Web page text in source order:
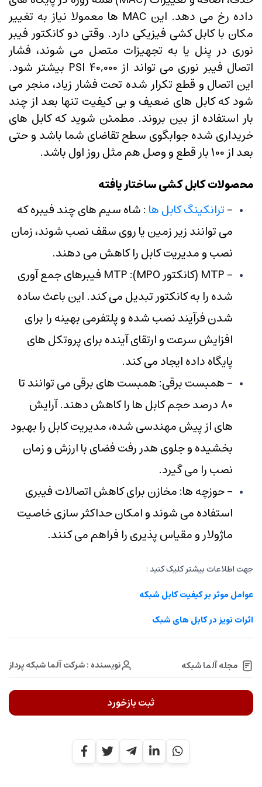
داده رخ می دهد. این MAC ها معمولا نیاز به تغییر
مکان با کابل کشی فیزیکی دارد. وقتی دو کانکتور فیبر
نوری در پنل یا به تجهیزات متصل می شوند، فشار
اتصال فیبر نوری می تواند از 40,000 PSI بیشتر شود.
این اتصال و قطع تکرار شده تحت فشار زیاد، منجر می
شود که کابل های ضعیف و بی کیفیت تنها بعد از چند
بار استفاده از بین بروند. مطمئن شوید که کابل های
خریداری شده جوابگوی سطح تقاضای شما باشد و حتی
بعد از 100 بار قطع و وصل هم مثل روز اول باشد.
محصولات کابل کشی ساختار یافته
-ترانکینگ کابل ها : شاه سیم های چند فیبره که
می توانند زیر زمین یا روی سقف نصب شوند، زمان
نصب و مدیریت کابل را کاهش می دهند.
- MTP (کانکتور MPO): MTP فیبرهای جمع آوری
شده را به کانکتور تبدیل می کند. این باعث ساده
شدن فرآیند نصب شده و پلتفرمی بهینه را برای
افزایش سرعت و ارتقای آینده برای پروتکل های
پایگاه داده ایجاد می کند.
- همبست برقی: همبست های برقی می توانند تا
80 درصد حجم کابل ها را کاهش دهند. آرایش
های از پیش مهندسی شده، مدیریت کابل را بهبود
بخشیده و جلوی هدر رفت فضای با ارزش و زمان
نصب را می گیرد.
- حوزچه ها: مخازن برای کاهش اتصالات فیبری
استفاده می شوند و امکان حداکثر سازی خاصیت
ماژولار و مقیاس پذیری را فراهم می کنند.
جهت اطلاعات بیشتر کلیک کنید :
عوامل موثر بر کیفیت کابل شبکه
اثرات نویز در کابل های شبک
مجله آلما شبکه نویسنده : شرکت آلما شبکه پرداز
ثبت بازخورد